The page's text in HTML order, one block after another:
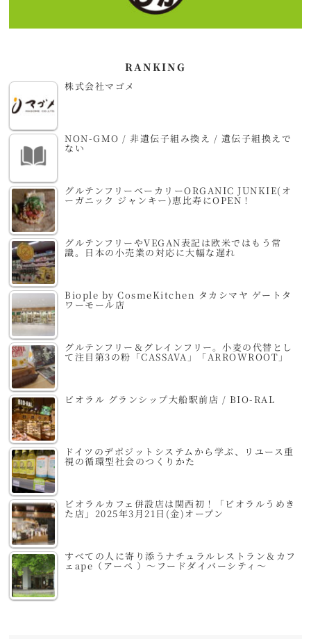
RANKING
株式会社マゴメ
NON-GMO / 非遺伝子組み換え / 遺伝子組換えで
ない
グルテンフリーベーカリーORGANIC JUNKIE(オ
ーガニック ジャンキー)恵比寿にOPEN！
グルテンフリーやVEGAN表記は欧米ではもう常
識。日本の小売業の対応に大幅な遅れ
Biople by CosmeKitchen タカシマヤ ゲートタ
ワーモール店
グルテンフリー＆グレインフリー。小麦の代替とし
て注目第3の粉「CASSAVA」「ARROWROOT」
ビオラル グランシップ大船駅前店 / BIO-RAL
ドイツのデポジットシステムから学ぶ、リユース重
視の循環型社会のつくりかた
ビオラルカフェ併設店は関西初！「ビオラルうめき
た店」2025年3月21日(金)オープン
すべての人に寄り添うナチュラルレストラン＆カフ
ェape（アーペ ）～フードダイバーシティ～